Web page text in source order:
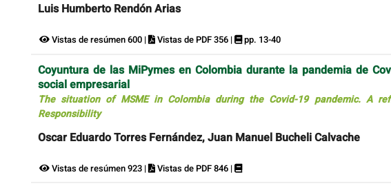
Luis Humberto Rendón Arias
Vistas de resúmen 600 | Vistas de PDF 356 | pp. 13-40
Coyuntura de las MiPymes en Colombia durante la pandemia de
social empresarial
The situation of MSME in Colombia during the Covid-19 pandemic. A
Responsibility
Oscar Eduardo Torres Fernández, Juan Manuel Bucheli Calvache
Vistas de resúmen 923 | Vistas de PDF 846 |